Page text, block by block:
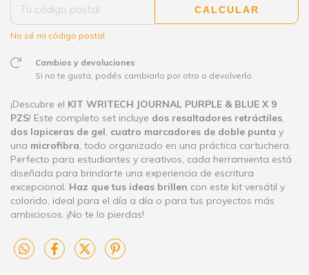
CALCULAR
No sé mi código postal
Cambios y devoluciones
Si no te gusta, podés cambiarlo por otro o devolverlo.
¡Descubre el KIT WRITECH JOURNAL PURPLE & BLUE X 9
PZS! Este completo set incluye dos resaltadores retráctiles,
dos lapiceras de gel, cuatro marcadores de doble punta y
una microfibra, todo organizado en una práctica cartuchera.
Perfecto para estudiantes y creativos, cada herramienta está
diseñada para brindarte una experiencia de escritura
excepcional. Haz que tus ideas brillen con este kit versátil y
colorido, ideal para el día a día o para tus proyectos más
ambiciosos. ¡No te lo pierdas!